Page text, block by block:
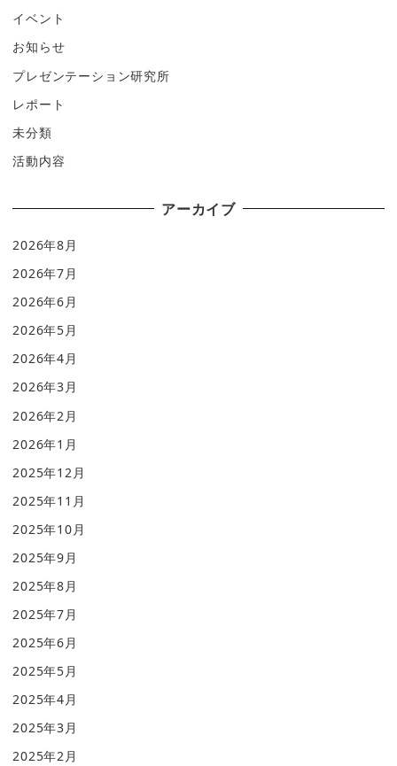
イベント
お知らせ
プレゼンテーション研究所
レポート
未分類
活動内容
アーカイブ
2026年8月
2026年7月
2026年6月
2026年5月
2026年4月
2026年3月
2026年2月
2026年1月
2025年12月
2025年11月
2025年10月
2025年9月
2025年8月
2025年7月
2025年6月
2025年5月
2025年4月
2025年3月
2025年2月